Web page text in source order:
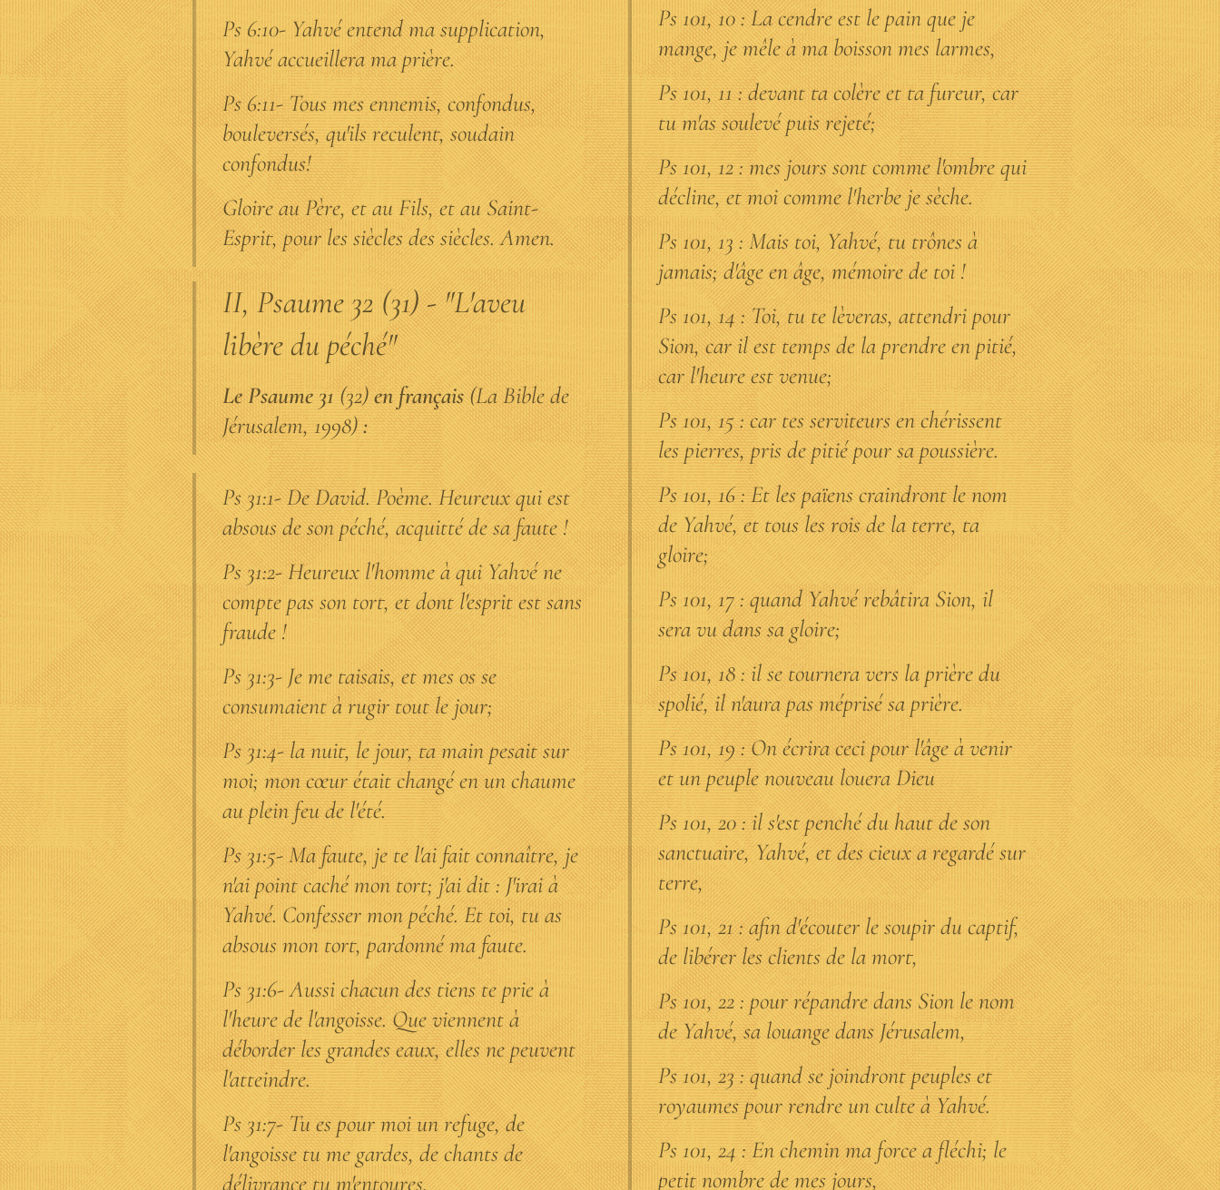
Ps 6:10- Yahvé entend ma supplication,
Yahvé accueillera ma prière.
Ps 6:11- Tous mes ennemis, confondus,
bouleversés, qu'ils reculent, soudain
confondus!
Gloire au Père, et au Fils, et au Saint-
Esprit, pour les siècles des siècles. Amen.
II, Psaume 32 (31) - "L'aveu
libère du péché"
Le Psaume 31(32)en français(La Bible de
Jérusalem, 1998):
Ps 31:1- De David. Poème. Heureux qui est
absous de son péché, acquitté de sa faute !
Ps 31:2- Heureux l'homme à qui Yahvé ne
compte pas son tort, et dont l'esprit est sans
fraude !
Ps 31:3- Je me taisais, et mes os se
consumaient à rugir tout le jour;
Ps 31:4- la nuit, le jour, ta main pesait sur
moi; mon cœur était changé en un chaume
au plein feu de l'été.
Ps 31:5- Ma faute, je te l'ai fait connaître, je
n'ai point caché mon tort; j'ai dit : J'irai à
Yahvé. Confesser mon péché. Et toi, tu as
absous mon tort, pardonné ma faute.
Ps 31:6- Aussi chacun des tiens te prie à
l'heure de l'angoisse. Que viennent à
déborder les grandes eaux, elles ne peuvent
l'atteindre.
Ps 31:7- Tu es pour moi un refuge, de
l'angoisse tu me gardes, de chants de
délivrance tu m'entoures.
Ps 101, 10 : La cendre est le pain que je
mange, je mêle à ma boisson mes larmes,
Ps 101, 11 : devant ta colère et ta fureur, car
tu m'as soulevé puis rejeté;
Ps 101, 12 : mes jours sont comme l'ombre qui
décline, et moi comme l'herbe je sèche.
Ps 101, 13 : Mais toi, Yahvé, tu trônes à
jamais; d'âge en âge, mémoire de toi !
Ps 101, 14 : Toi, tu te lèveras, attendri pour
Sion, car il est temps de la prendre en pitié,
car l'heure est venue;
Ps 101, 15 : car tes serviteurs en chérissent
les pierres, pris de pitié pour sa poussière.
Ps 101, 16 : Et les païens craindront le nom
de Yahvé, et tous les rois de la terre, ta
gloire;
Ps 101, 17 : quand Yahvé rebâtira Sion, il
sera vu dans sa gloire;
Ps 101, 18 : il se tournera vers la prière du
spolié, il n'aura pas méprisé sa prière.
Ps 101, 19 : On écrira ceci pour l'âge à venir
et un peuple nouveau louera Dieu
Ps 101, 20 : il s'est penché du haut de son
sanctuaire, Yahvé, et des cieux a regardé sur
terre,
Ps 101, 21 : afin d'écouter le soupir du captif,
de libérer les clients de la mort,
Ps 101, 22 : pour répandre dans Sion le nom
de Yahvé, sa louange dans Jérusalem,
Ps 101, 23 : quand se joindront peuples et
royaumes pour rendre un culte à Yahvé.
Ps 101, 24 : En chemin ma force a fléchi; le
petit nombre de mes jours,